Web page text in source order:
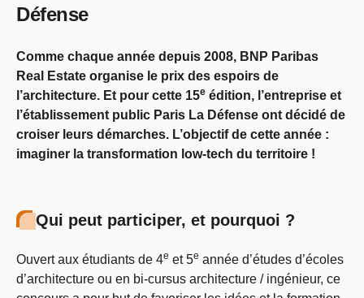
Défense
Comme chaque année depuis 2008, BNP Paribas
Real Estate organise le prix des espoirs de
l’architecture. Et pour cette 15e édition, l’entreprise et
l’établissement public Paris La Défense ont décidé de
croiser leurs démarches. L’objectif de cette année :
imaginer la transformation low-tech du territoire !
Qui peut participer, et pourquoi ?
Ouvert aux étudiants de 4e et 5e année d’études d’écoles
d’architecture ou en bi-cursus architecture / ingénieur, ce